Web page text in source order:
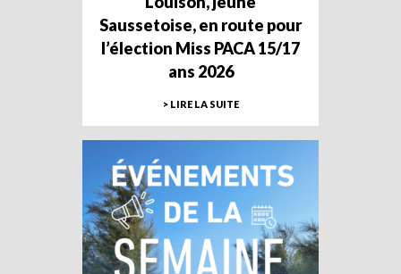
Saussetoise, en route pour
l’élection Miss PACA 15/17
ans 2026
> LIRE LA SUITE